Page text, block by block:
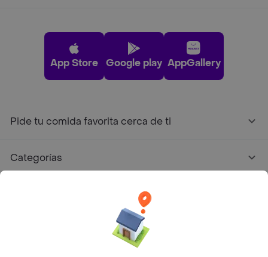
App Store Google play AppGallery
Pide tu comida favorita cerca de ti
Categorías